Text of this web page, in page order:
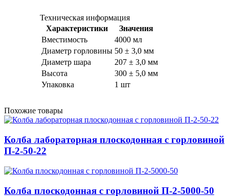
Техническая информация
Характеристики
Значения
Вместимость
4000 мл
Диаметр горловины 50 ± 3,0 мм
Диаметр шара
207 ± 3,0 мм
Высота
300 ± 5,0 мм
Упаковка
1 шт
Похожие товары
Колба лабораторная плоскодонная с горловиной
П-2-50-22
Колба плоскодонная с горловиной П-2-5000-50